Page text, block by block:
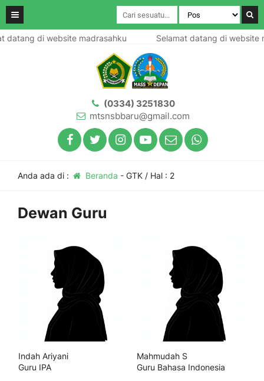
di website madrasahku Selamat datang di website
(0334) 3251830
mtsnsbbaru@gmail.com
Anda ada di : Beranda - GTK/ Hal : 2
Dewan Guru
Indah Ariyani
Guru IPA
Mahmudah S
Guru Bahasa Indonesia